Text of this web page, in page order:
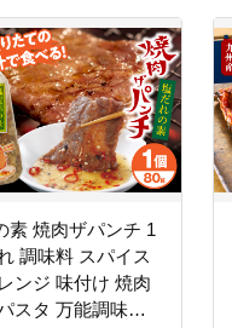
素 焼肉ザパンチ 1
調味料 スパイス
ンジ 味付け 焼肉
スタ 万能調味料